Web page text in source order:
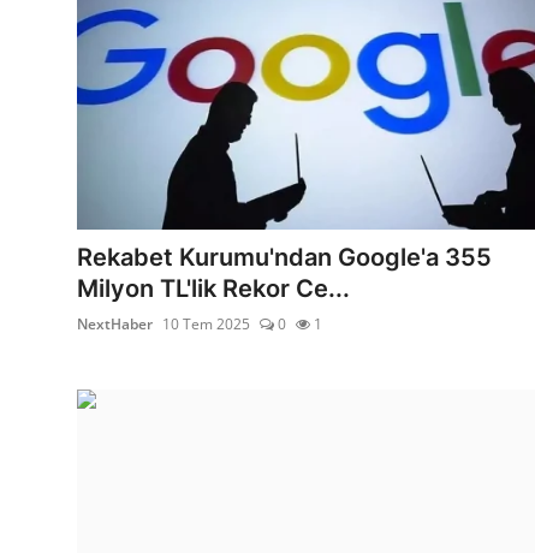
Rekabet Kurumu'ndan Google'a 355
Milyon TL'lik Rekor Ce...
NextHaber 10 Tem 2025 0 1